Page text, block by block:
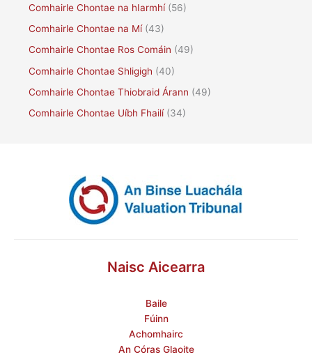
Comhairle Chontae na hIarmhí(56)
Comhairle Chontae na Mí(43)
Comhairle Chontae Ros Comáin (49)
Comhairle Chontae Shligigh (40)
Comhairle Chontae Thiobraid Árann (49)
Comhairle Chontae Uíbh Fhailí(34)
Naisc Aicearra
Baile
Fúinn
Achomhairc
An Córas Glaoite